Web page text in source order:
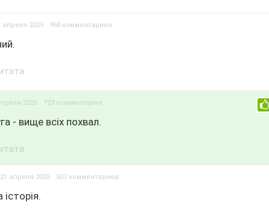
апреля 2025 968 комментариев
2025 723 комментария
- вище всіх похвал.
21 апреля 2025 507 комментариев